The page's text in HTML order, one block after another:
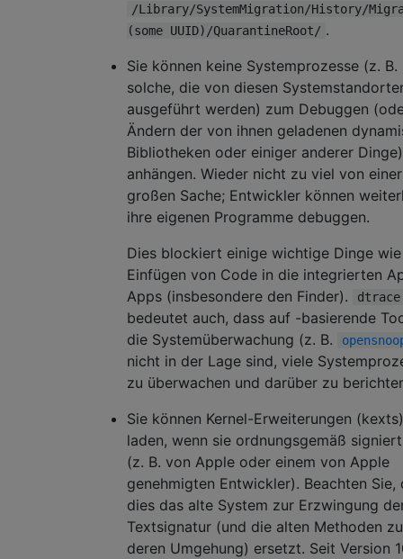
/Library/SystemMigration/History/
(some UUID)/QuarantineRoot/ .
Sie können keine Systemprozesse (z. B.
solche, die von diesen
ausgeführt werden) zum Debuggen
Ändern der von ihnen geladenen
Bibliotheken oder einiger anderer Dinge)
anhängen. Wieder nicht zu viel von einer
großen Sache; Entwickler können
ihre eigenen Programme debuggen.
Dies blockiert einige wichtige Dinge
Einfügen von Code in die integrierten
Apps (insbesondere den Finder).
dtrace
bedeutet auch, dass auf -basierende
die Systemüberwachung (z. B.
nicht in der Lage sind, viele
zu überwachen und darüber zu
Sie können Kernel-Erweiterungen
laden, wenn sie ordnungsgemäß
(z. B. von Apple oder einem von Apple
genehmigten Entwickler). Beachten Sie,
dies das alte System zur Erzwingung
Textsignatur (und die alten Methoden zu
deren Umgehung) ersetzt. Seit Version